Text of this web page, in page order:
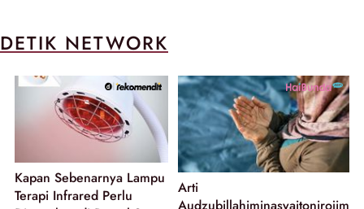
DETIK NETWORK
Kapan Sebenarnya Lampu
Terapi Infrared Perlu
Arti